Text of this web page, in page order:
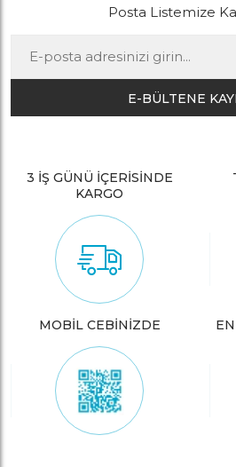
Posta Listemize
E-BÜLTENE
3 İŞ GÜNÜ İÇERİSİNDE
KARGO
MOBİL CEBİNİZDE